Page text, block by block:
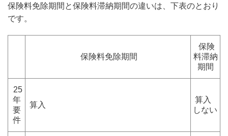
保険料免除期間と保険料滞納期間の違いは、下表のとおり
です。
保険料免除期間
保険
料滞納
期間
25
年
要
件
算入
算入
しない